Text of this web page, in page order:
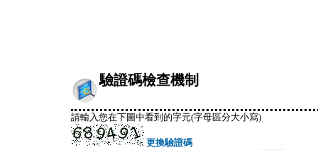
驗證碼檢查機制
請輸入您在下圖中看到的字元(字母區分大小寫)
更換驗證碼